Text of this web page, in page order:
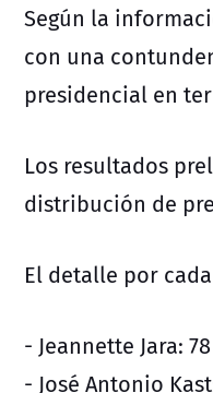
Según la
con una
presidencial en
Los resultados
distribución de
El detalle por
- Jeannette Jara:
- José Antonio